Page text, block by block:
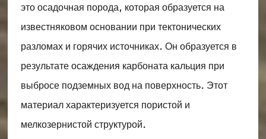
это осадочная порода, которая образуется на
известняковом основании при тектонических
разломах и горячих источниках. Он образуется в
результате осаждения карбоната кальция при
выбросе подземных вод на поверхность. Этот
материал характеризуется пористой и
мелкозернистой структурой.